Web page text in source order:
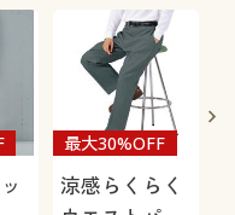
涼感らくらく
最大30%OFF